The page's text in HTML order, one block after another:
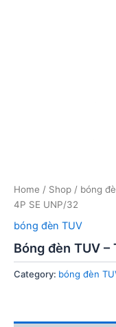
Home / Shop / bóng
4P SE UNP/32
bóng đèn TUV
Bóng đèn TUV –
Category: bóng đèn